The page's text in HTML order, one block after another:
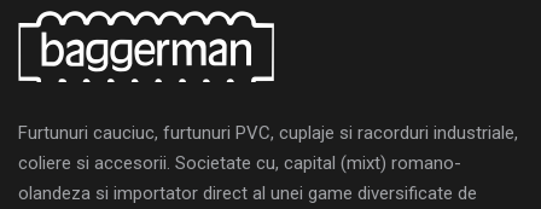
Furtunuri cauciuc, furtunuri PVC, cuplaje si racorduri industriale,
coliere si accesorii. Societate cu, capital (mixt) romano-
olandeza si importator direct al unei game diversificate de